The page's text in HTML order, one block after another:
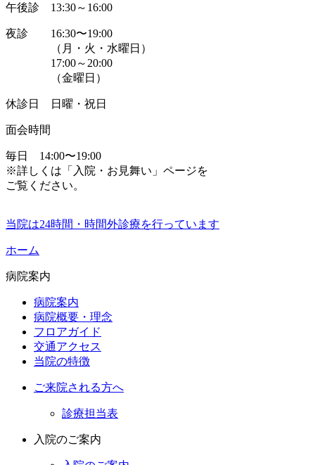
午後診 13:30～16:00
夜診 16:30〜19:00
（月・火・水曜日）
17:00～20:00
（金曜日）
休診日 日曜・祝日
面会時間
毎日 14:00〜19:00
※詳しくは「入院・お見舞い」ページを
ご覧ください。
当院は24時間・時間外診療を行っています
ホーム
病院案内
病院案内
病院概要・理念
フロアガイド
交通アクセス
当院の特徴
ご来院される方へ
診療担当表
入院のご案内